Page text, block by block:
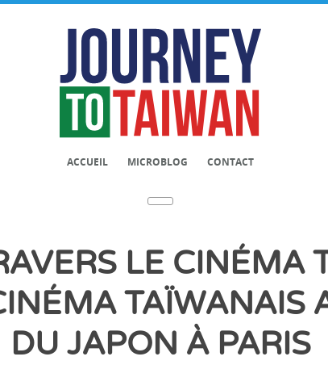
ACCUEIL MICROBLOG CONTACT
LE CINÉMA
TAÏWANAIS
DU JAPON À PARIS